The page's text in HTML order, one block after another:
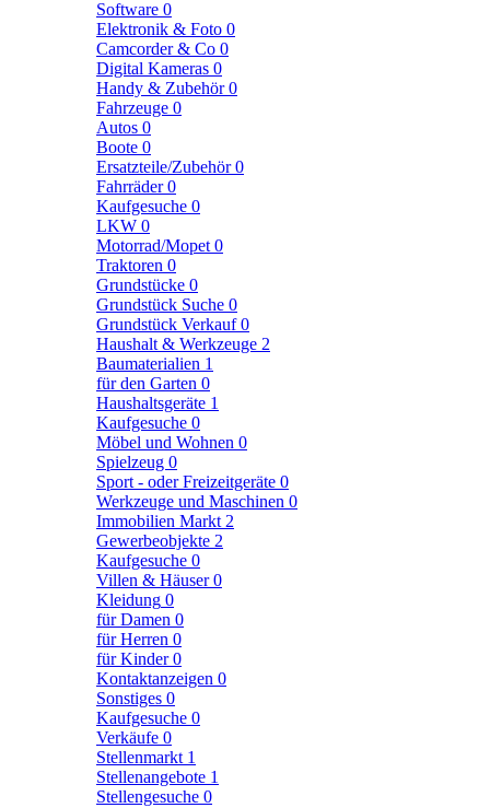
Software 0
Elektronik & Foto 0
Camcorder & Co 0
Digital Kameras 0
Handy & Zubehör0
Fahrzeuge 0
Autos 0
Boote 0
Ersatzteile/Zubehör0
Fahrräder0
Kaufgesuche 0
LKW 0
Motorrad/Mopet 0
Traktoren 0
Grundstücke 0
Grundstück Suche 0
Grundstück Verkauf0
Haushalt & Werkzeuge 2
Baumaterialien 1
für den Garten 0
Haushaltsgeräte 1
Kaufgesuche 0
Möbel und Wohnen 0
Spielzeug 0
Sport - oder Freizeitgeräte 0
Werkzeuge und Maschinen 0
Immobilien Markt 2
Gewerbeobjekte 2
Kaufgesuche 0
Villen & Häuser0
Kleidung 0
für Damen 0
für Herren 0
für Kinder0
Kontaktanzeigen 0
Sonstiges 0
Kaufgesuche 0
Verkäufe 0
Stellenmarkt 1
Stellenangebote 1
Stellengesuche 0